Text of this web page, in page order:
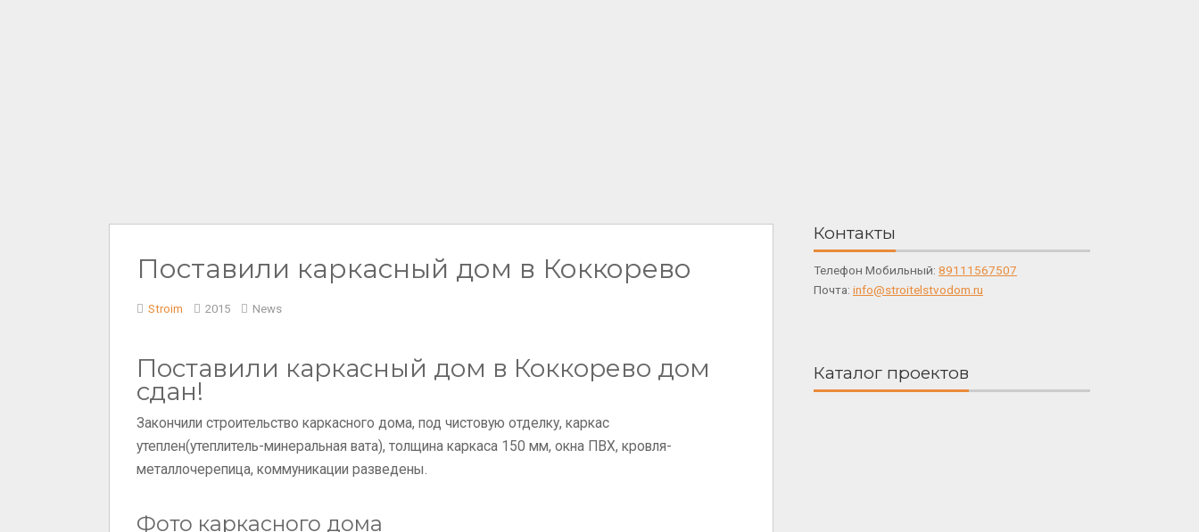
Поставили каркасный дом в Коккорево
Stroim 2015 News
Поставили каркасный дом в Коккорево дом
сдан!
Закончили строительство каркасного дома, под чистовую отделку, каркас
утеплен(утеплитель-минеральная вата), толщина каркаса 150 мм, окна ПВХ, кровля-
металлочерепица, коммуникации разведены.
Фото каркасного дома
Контакты
Телефон Мобильный: 89111567507
Почта: info@stroitelstvodom.ru
Каталог проектов